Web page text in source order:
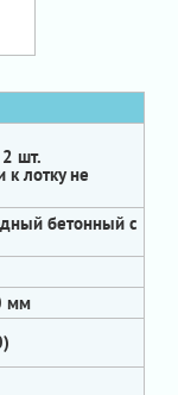
шт.
лотку не
бетонный с
мм